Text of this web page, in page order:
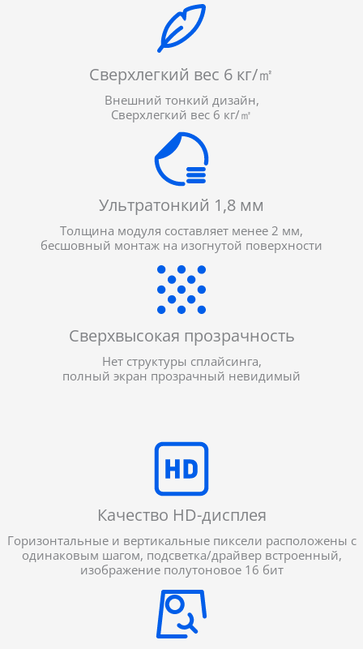
Сверхлегкий вес 6 кг/㎡
Внешний тонкий дизайн,
Сверхлегкий вес 6 кг/㎡
Ультратонкий 1,8 мм
Толщина модуля составляет менее 2 мм,
бесшовный монтаж на изогнутой поверхности
Сверхвысокая прозрачность
Нет структуры сплайсинга,
полный экран прозрачный невидимый
Качество HD-дисплея
Горизонтальные и вертикальные пиксели расположены с
одинаковым шагом, подсветка/драйвер встроенный,
изображение полутоновое 16 бит